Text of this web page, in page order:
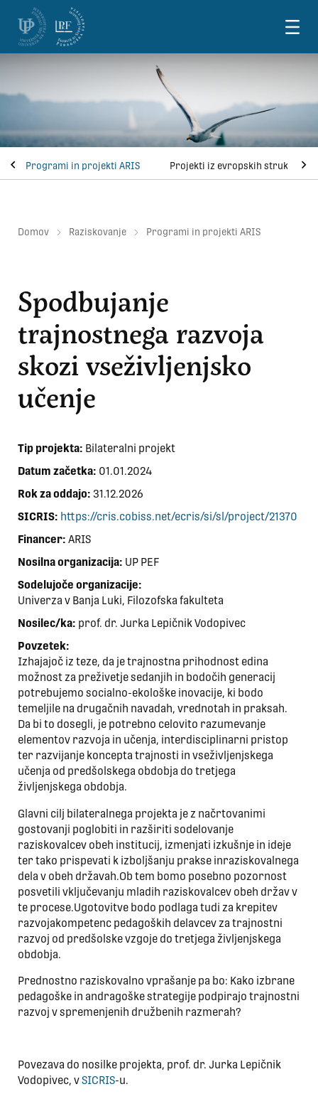
Skoči na vsebino
Programi in projekti ARIS Projekti iz evropskih strukturnih
Domov Raziskovanje Programi in projekti ARIS
Spodbujanje
trajnostnega razvoja
skozi vseživljenjsko
učenje
Tip projekta: Bilateralni projekt
Datum začetka: 01.01.2024
Rok za oddajo: 31.12.2026
SICRIS: https://cris.cobiss.net/ecris/si/sl/project/21370
Financer: ARIS
Nosilna organizacija: UP PEF
Sodelujoče organizacije:
Univerza v Banja Luki, Filozofska fakulteta
Nosilec/ka: prof. dr. Jurka Lepičnik Vodopivec
Povzetek:
Izhajajoč iz teze, da je trajnostna prihodnost edina
možnost za preživetje sedanjih in bodočih generacij
potrebujemo socialno-ekološke inovacije, ki bodo
temeljile na drugačnih navadah, vrednotah in praksah.
Da bi to dosegli, je potrebno celovito razumevanje
elementov razvoja in učenja, interdisciplinarni pristop
ter razvijanje koncepta trajnosti in vseživljenjskega
učenja od predšolskega obdobja do tretjega
življenjskega obdobja.
Glavni cilj bilateralnega projekta je z načrtovanimi
gostovanji poglobiti in razširiti sodelovanje
raziskovalcev obeh institucij, izmenjati izkušnje in ideje
ter tako prispevati k izboljšanju prakse inraziskovalnega
dela v obeh državah.Ob tem bomo posebno pozornost
posvetili vključevanju mladih raziskovalcev obeh držav v
te procese.Ugotovitve bodo podlaga tudi za krepitev
razvojakompetenc pedagoških delavcev za trajnostni
razvoj od predšolske vzgoje do tretjega življenjskega
obdobja.
Prednostno raziskovalno vprašanje pa bo: Kako izbrane
pedagoške in andragoške strategije podpirajo trajnostni
razvoj v spremenjenih družbenih razmerah?
Povezava do nosilke projekta, prof. dr. Jurka Lepičnik
Vodopivec, vSICRIS-u.